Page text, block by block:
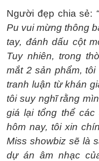
Người đẹp chia sẻ:
Pu vui mừng thông
tay, đánh dấu cột
Tuy nhiên, trong
mắt 2 sản phẩm,
tranh luận từ khán
tôi suy nghĩ rằng
giá lại tổng thể các
hôm nay, tôi xin
Miss showbiz sẽ là
dự án âm nhạc